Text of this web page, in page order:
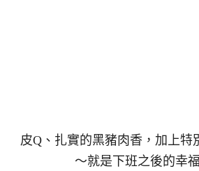
皮Q、扎實的黑豬肉香，加上特
～就是下班之後的幸